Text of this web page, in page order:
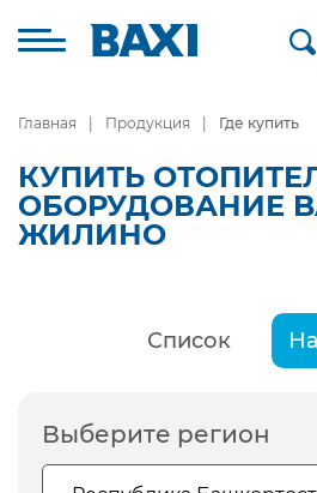
Главная Продукция Где купить
КУПИТЬ
ОБОРУДОВАНИЕ
ЖИЛИНО
Список
Выберите регион